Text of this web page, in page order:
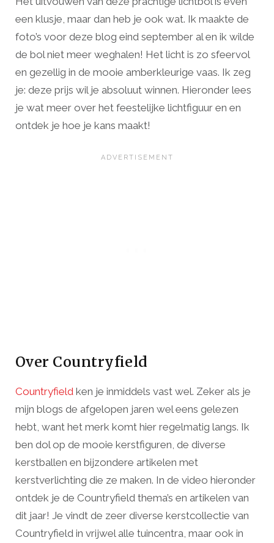
een klusje, maar dan heb je ook wat. Ik maakte de
foto’s voor deze blog eind september al en ik wilde
de bol niet meer weghalen! Het licht is zo sfeervol
en gezellig in de mooie amberkleurige vaas. Ik zeg
je: deze prijs wil je absoluut winnen. Hieronder lees
je wat meer over het feestelijke lichtfiguur en en
ontdek je hoe je kans maakt!
Over Countryfield
Countryfield ken je inmiddels vast wel. Zeker als je
mijn blogs de afgelopen jaren wel eens gelezen
hebt, want het merk komt hier regelmatig langs. Ik
ben dol op de mooie kerstfiguren, de diverse
kerstballen en bijzondere artikelen met
kerstverlichting die ze maken. In de video hieronder
ontdek je de Countryfield thema’s en artikelen van
dit jaar! Je vindt de zeer diverse kerstcollectie van
Countryfield in vrijwel alle tuincentra, maar ook in